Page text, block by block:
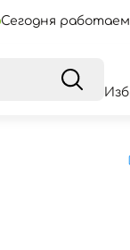
Сегодня работаем: